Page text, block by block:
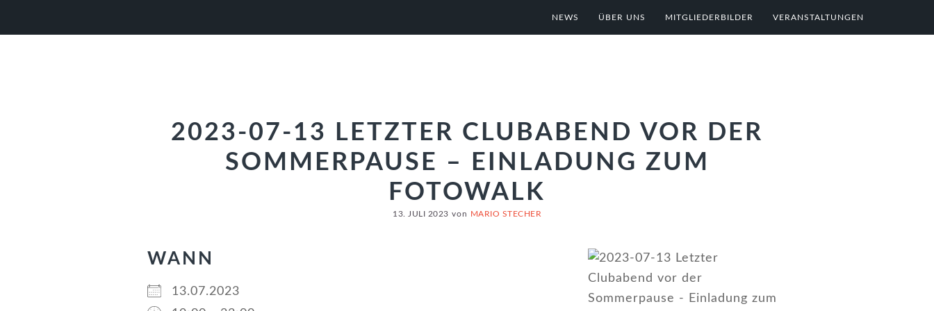
NEWS ÜBER UNS MITGLIEDERBILDER VERANSTALTUNGEN
2023-07-13 LETZTER CLUBABEND VOR DER
SOMMERPAUSE – EINLADUNG ZUM
FOTOWALK
13. JULI 2023 von MARIO STECHER
WANN
13.07.2023